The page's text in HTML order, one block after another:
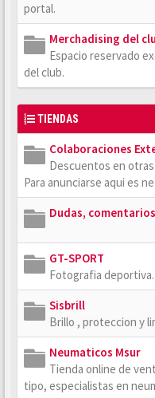
portal.
Merchadising del
Espacio reservado
del club.
TIENDAS
Colaboraciones
Descuentos en
Para anunciarse aqui es
Dudas,
GT-SPORT
Fotografia deportiva.
Sisbrill
Brillo , proteccion y
Neumaticos Msur
Tienda online de
tipo, especialistas en